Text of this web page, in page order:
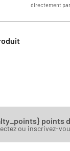
directement
points
ou inscrivez-